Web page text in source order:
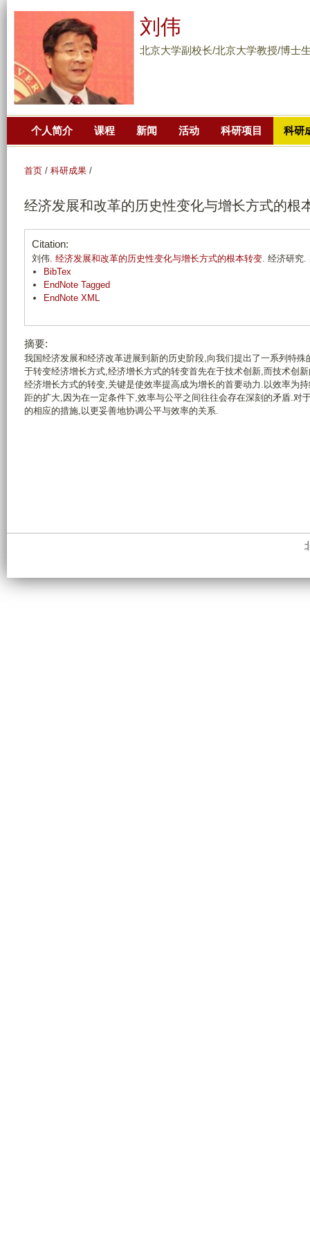
到
主
要
分
刘伟
北京大学副校长/北京大学教授/博士
个人简介 课程 新闻 活动 科研项目 科研
首页 / 科研成果 /
经济发展和改革的历史性变化与增长方式的根
Citation:
刘伟. 经济发展和改革的历史性变化与增长方式的根本转变. 经济研究.
BibTex
EndNote Tagged
EndNote XML
摘要:
我国经济发展和经济改革进展到新的历史阶段,向我们提出了一系列特
于转变经济增长方式,经济增长方式的转变首先在于技术创新,而技术创
经济增长方式的转变,关键是使效率提高成为增长的首要动力.以效率为
距的扩大,因为在一定条件下,效率与公平之间往往会存在深刻的矛盾.对
的相应的措施,以更妥善地协调公平与效率的关系.